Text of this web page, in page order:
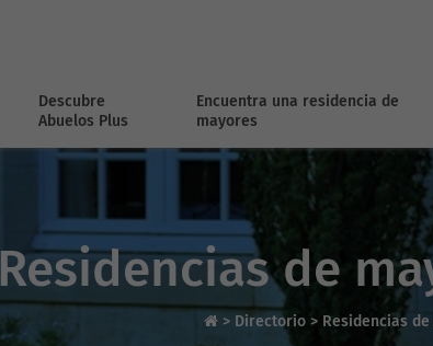
Descubre
Abuelos Plus
Encuentra una residencia de
mayores
Residencias de
> Directorio > Residencias